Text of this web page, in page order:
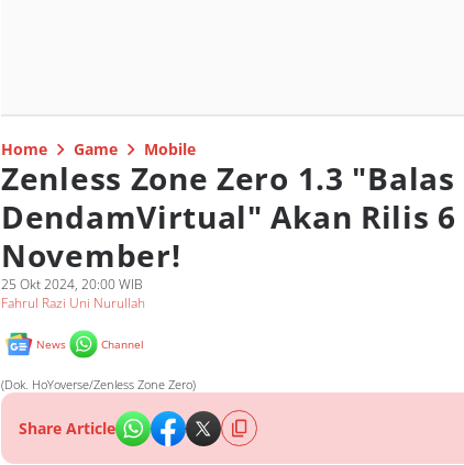
Home Game Mobile
Zenless Zone Zero 1.3 "Balas
DendamVirtual" Akan Rilis 6
November!
25 Okt 2024, 20:00 WIB
Fahrul Razi Uni Nurullah
News Channel
(Dok. HoYoverse/Zenless Zone Zero)
Share Article